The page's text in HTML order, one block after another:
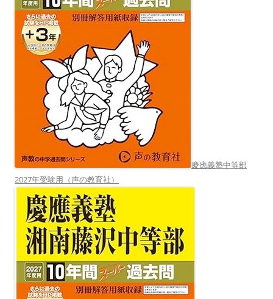
慶應義塾中等部
2027年受験用（声の教育社）